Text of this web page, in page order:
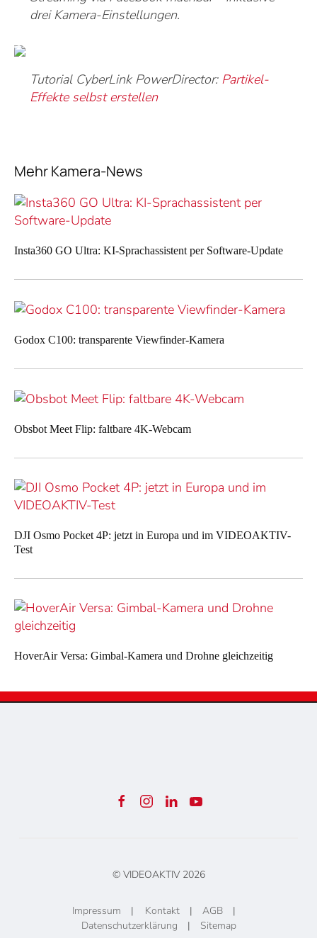
drei Kamera-Einstellungen.
Tutorial CyberLink PowerDirector: Partikel-
Effekte selbst erstellen
Mehr Kamera-News
Insta360 GO Ultra: KI-Sprachassistent per Software-Update
Godox C100: transparente Viewfinder-Kamera
Obsbot Meet Flip: faltbare 4K-Webcam
DJI Osmo Pocket 4P: jetzt in Europa und im VIDEOAKTIV-
Test
HoverAir Versa: Gimbal-Kamera und Drohne gleichzeitig
© VIDEOAKTIV 2026
Impressum | Kontakt| AGB|
Datenschutzerklärung | Sitemap